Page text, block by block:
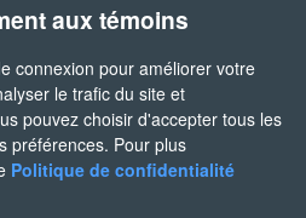
NOUS
aux témoins
connexion pour améliorer votre
le trafic du site et
pouvez choisir d'accepter tous les
préférences. Pour plus
Politique de confidentialité